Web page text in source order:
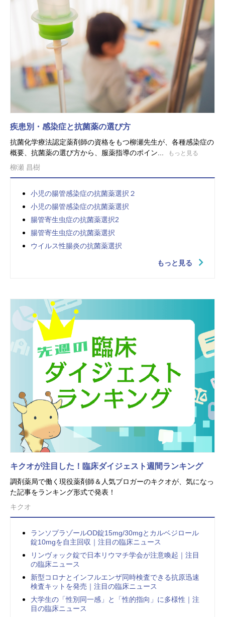
疾患別・感染症と抗菌薬の選び方
抗菌化学療法認定薬剤師の資格をもつ柳瀬先生が、各種感染症の
概要、抗菌薬の選び方から、服薬指導のポイン...
もっと見る
柳瀬 昌樹
小児の腸管感染症の抗菌薬選択２
小児の腸管感染症の抗菌薬選択
腸管寄生虫症の抗菌薬選択2
腸管寄生虫症の抗菌薬選択
ウイルス性腸炎の抗菌薬選択
もっと見る
キクオが注目した！臨床ダイジェスト週間ランキング
調剤薬局で働く現役薬剤師＆人気ブロガーのキクオが、気になっ
た記事をランキング形式で発表！
キクオ
ランソプラゾールOD錠15mg/30mgとカルベジロール
錠10mgを自主回収｜注目の臨床ニュース
リンヴォック錠で日本リウマチ学会が注意喚起｜注目
の臨床ニュース
新型コロナとインフルエンザ同時検査できる抗原迅速
検査キットを発売｜注目の臨床ニュース
大学生の「性別同一感」と「性的指向」に多様性｜注
目の臨床ニュース